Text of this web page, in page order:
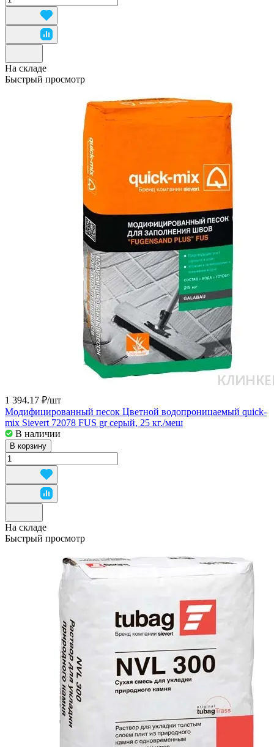
На складе
Быстрый просмотр
1 394.17 ₽/шт
Модифицированный песок Цветной водопроницаемый quick-
mix Sievert 72078 FUS gr серый, 25 кг./меш
В наличии
В корзину
На складе
Быстрый просмотр